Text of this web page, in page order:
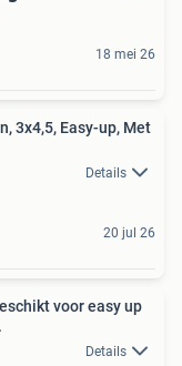
18 mei 26
3x4,5, Easy-up, Met
Details
20 jul 26
voor easy up
Details